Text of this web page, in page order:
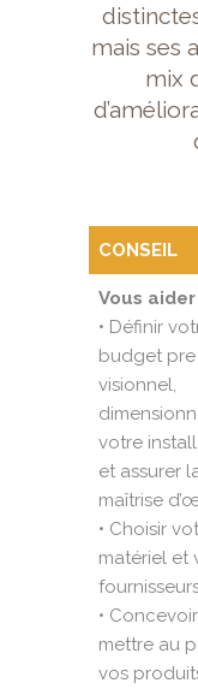
mais ses
mix
CONSEIL
Vous aider
• Définir
budget pre
visionnel,
votre
et assurer
maîtrise
• Choisir
matériel et
•
mettre au
vos